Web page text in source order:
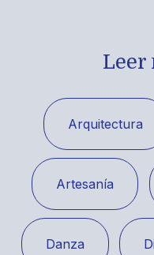
Leer
Arquitectura
Artesanía
Danza